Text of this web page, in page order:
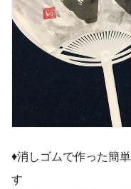
♦︎消しゴムで作った簡
す